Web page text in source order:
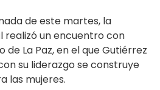
de este martes, la
realizó un encuentro con
de La Paz, en el que Gutiérrez
su liderazgo se construye
las mujeres.